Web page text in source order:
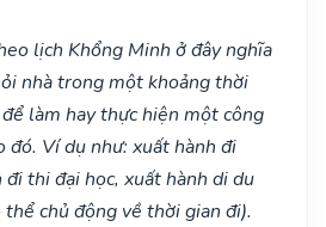
lịch Khổng Minh ở đây nghĩa
nhà trong một khoảng thời
làm hay thực hiện một công
đó. Ví dụ như: xuất hành đi
đi thi đại học, xuất hành di du
chủ động về thời gian đi).